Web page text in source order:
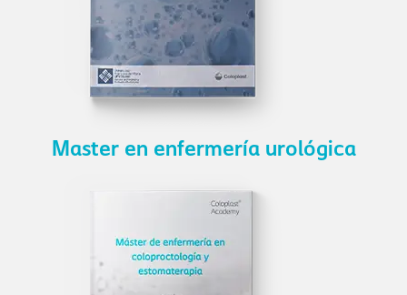
Master en enfermería urológica